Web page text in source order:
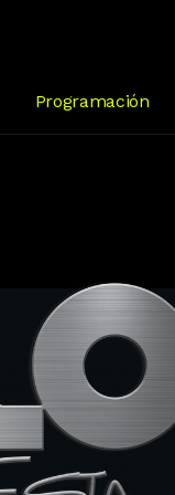
Programación